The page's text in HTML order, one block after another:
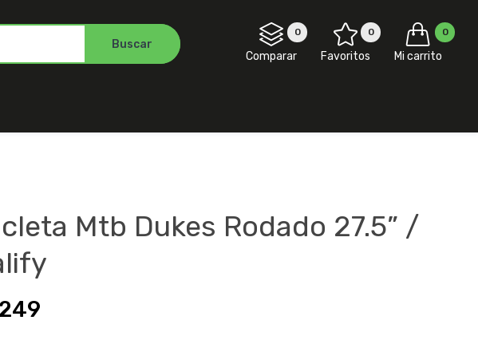
0
Comparar
0
Favoritos
0
Mi carrito
Mtb Dukes Rodado 27.5” /
249